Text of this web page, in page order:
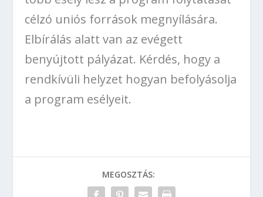
célzó uniós források megnyílására.
Elbírálás alatt van az evégett
benyújtott pályázat. Kérdés, hogy a
rendkívüli helyzet hogyan befolyásolja
a program esélyeit.
MEGOSZTÁS: